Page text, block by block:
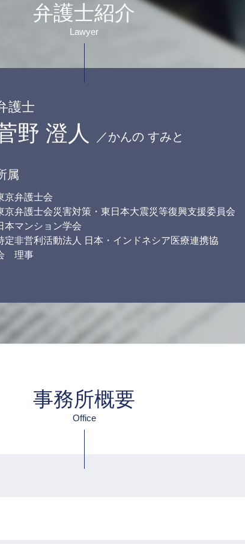
離婚調停 円満調停
離婚協議書 養育費
養育費 公正証書
調停 面会交流
離婚調停 不成立 その後
婚姻費用 払わない
離婚調停 不利な発言
離婚調停中に やってはいけない
協議離婚 離婚届
弁護士紹介
Lawyer
護士
野 澄人 ／かんの すみと
属
京弁護士会
京弁護士会災害対策・東日本大震災等復興支援委員会
本マンション学会
定非営利活動法人 日本・インドネシア医療連携協
理事
事務所概要
Office